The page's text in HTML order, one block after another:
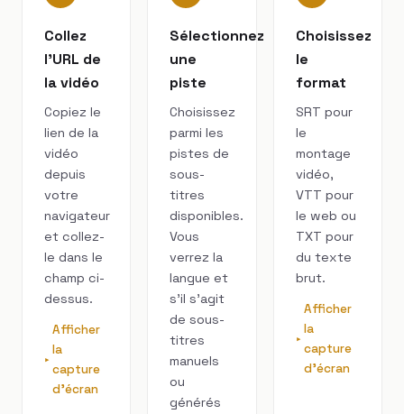
Collez
l’URL de
la vidéo
Copiez le
lien de la
vidéo
depuis
votre
navigateur
et collez-
le dans le
champ ci-
dessus.
Afficher
la
capture
d'écran
Sélectionnez
une
piste
Choisissez
parmi les
pistes de
sous-
titres
disponibles.
Vous
verrez la
langue et
s’il s’agit
de sous-
titres
manuels
ou
générés
Choisissez
le
format
SRT pour
le
montage
vidéo,
VTT pour
le web ou
TXT pour
du texte
brut.
Afficher
la
capture
d'écran